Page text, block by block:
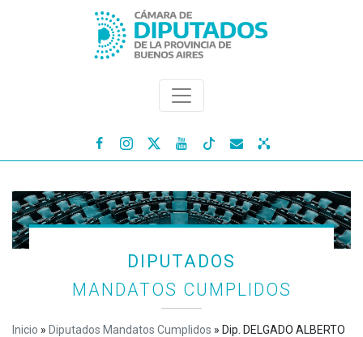
   
DIPUTADOS
MANDATOS CUMPLIDOS
Inicio » Diputados Mandatos Cumplidos » Dip. DELGADO ALBERTO